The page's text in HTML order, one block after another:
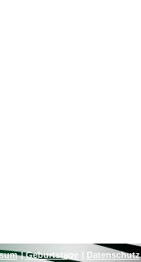
Geburtstage Datenschutz